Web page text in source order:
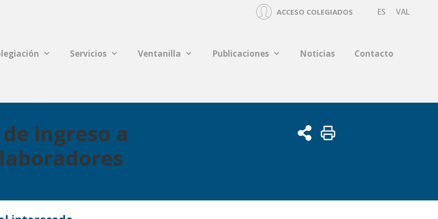
ACCESO COLEGIADOS ES VAL
Servicios Ventanilla Publicaciones Noticias Contacto
ingreso a